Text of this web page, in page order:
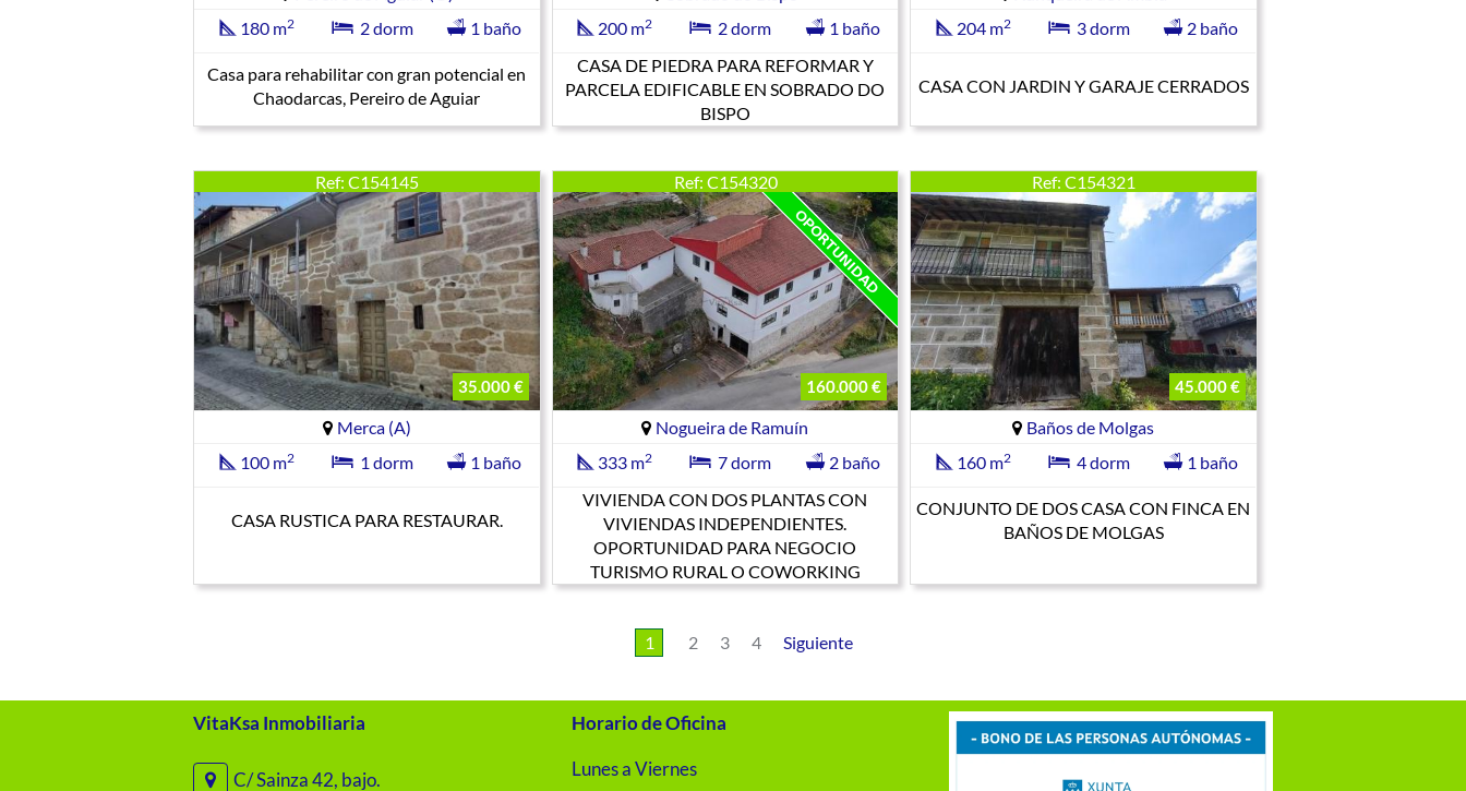
180 m2 2 dorm 1 baño
Casa para rehabilitar con gran potencial en
Chaodarcas, Pereiro de Aguiar
200 m2 2 dorm
1 baño
CASA DE PIEDRA PARA REFORMAR Y
PARCELA EDIFICABLE EN SOBRADO DO
BISPO
204 m2 3 dorm 2 baño
CASA CON JARDIN Y GARAJE CERRADOS
Ref: C154145
35.000 €
Merca (A)
100 m2 1 dorm 1 baño
CASA RUSTICA PARA RESTAURAR.
Ref: C154320
160.000 €
Nogueira de Ramuín
333 m2 7 dorm
2 baño
VIVIENDA CON DOS PLANTAS CON
VIVIENDAS INDEPENDIENTES.
OPORTUNIDAD PARA NEGOCIO
TURISMO RURAL O COWORKING
Ref: C154321
45.000 €
Baños de Molgas
160 m2 4 dorm 1 baño
CONJUNTO DE DOS CASA CON FINCA EN
BAÑOS DE MOLGAS
1 2 3 4 Siguiente
VitaKsa Inmobiliaria
C/ Sainza 42, bajo.
Horario de Oficina
Lunes a Viernes